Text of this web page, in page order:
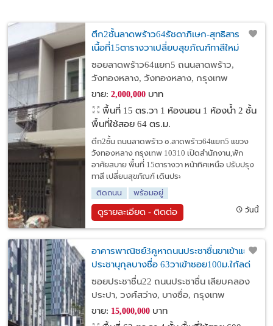
ตึก2ชั้นลาดพร้าว64รัชดาภิเษก-สุทธิสาร
เนื้อที่15ตารางวาเปลี่ยบสุขภัณฑ์ทาสีใหม่
พร้อมเข้าอยู่ Mrtโชคชัย4เพียง1กม.เดินออก
ถนนใหญ่เพียง300ม.ทำสำนักงานได้
ซอยลาดพร้าว64แยก5 ถนนลาดพร้าว,
วังทองหลาง, วังทองหลาง, กรุงเทพ
ขาย: 2,000,000บาท
พื้นที่ 15 ตร.วา 1 ห้องนอน 1 ห้องน้ำ 2 ชั้น
พื้นที่ใช้สอย 64 ตร.ม.
ตึก2ชั้น ถนนลาดพร้าว ซ.ลาดพร้าว64แยก5 แขวง
วังทองหลาง กรุงเทพ 10310 เปิดสำนักงาน,พัก
อาศัยสบาย พื้นที่ 15ตารางวา หน้าทิศเหนือ ปรับปรุง
ทาสี เปลี่ยนสุขภัณฑ์ เดินประ
ติดถนน
พร้อมอยู่
ดูรายละเอียด - ติดต่อ วันนี้
อาคารพาณิชย์3คูหาถนนประชาชื่นขาเข้าแยก
ประชานุกุลบางซื่อ 63วาเข้าซอย100ม.ใก้ลด่
วนฯศรีรัช ออกถนนบางโพ,เตาปูนพระราม6
ใก้ลMrtบางซ่อนเหมาะทำโกดัง,เกสเฮ้าส์
ซอยประชาชื่น22 ถนนประชาชื่น เลียบคลอง
ประปา, วงศ์สว่าง, บางซื่อ, กรุงเทพ
ขาย: 15,000,000บาท